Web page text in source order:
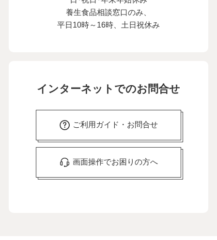
養生食品相談窓口のみ、
平日10時～16時、土日祝休み
インターネットでのお問合せ
ご利用ガイド・お問合せ
画面操作でお困りの方へ